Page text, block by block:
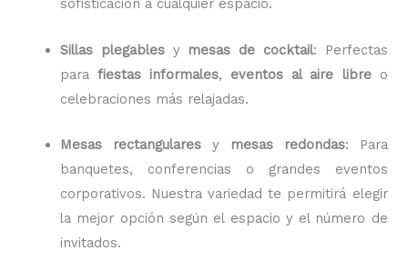
sofisticación a cualquier espacio.
Sillas plegablesy mesas de cocktail: Perfectas
parafiestas informales, eventos al aire libreo
celebraciones más relajadas.
Mesas rectangulares y mesas redondas: Para
banquetes, conferencias o grandes eventos
corporativos. Nuestra variedad te permitirá elegir
la mejor opción según el espacio y el número de
invitados.